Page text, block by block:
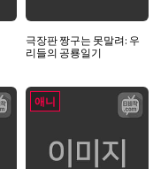
극장판 짱구는 못말려: 우
리들의 공룡일기
애니